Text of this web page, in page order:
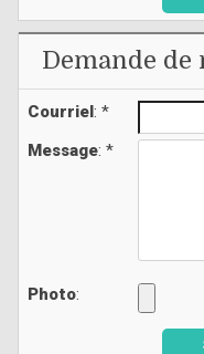
Demande
Courriel: *
Message: *
Photo: